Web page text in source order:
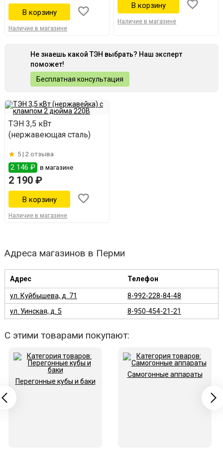
Наличие в магазине
Наличие в магазине
Не знаешь какой ТЭН выбрать? Наш эксперт
поможет!
Бесплатная консультация
ТЭН 3,5 кВт
(нержавеющая сталь)
5 | 2 отзыва
2 146 ₽ в магазине
2 190 ₽
Наличие в магазине
Адреса магазинов в Перми
Адрес Телефон
ул. Куйбышева, д. 71
8-992-228-84-48
ул. Уинская, д. 5
8-950-454-21-21
С этими товарами покупают:
Перегонные кубы и баки
Самогонные аппараты